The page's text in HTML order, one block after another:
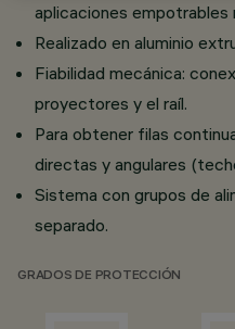
aplicaciones empotrables
Realizado en aluminio
Fiabilidad mecánica:
proyectores y el raíl.
Para obtener filas
directas y angulares
Sistema con grupos de
separado.
GRADOS DE PROTECCIÓN